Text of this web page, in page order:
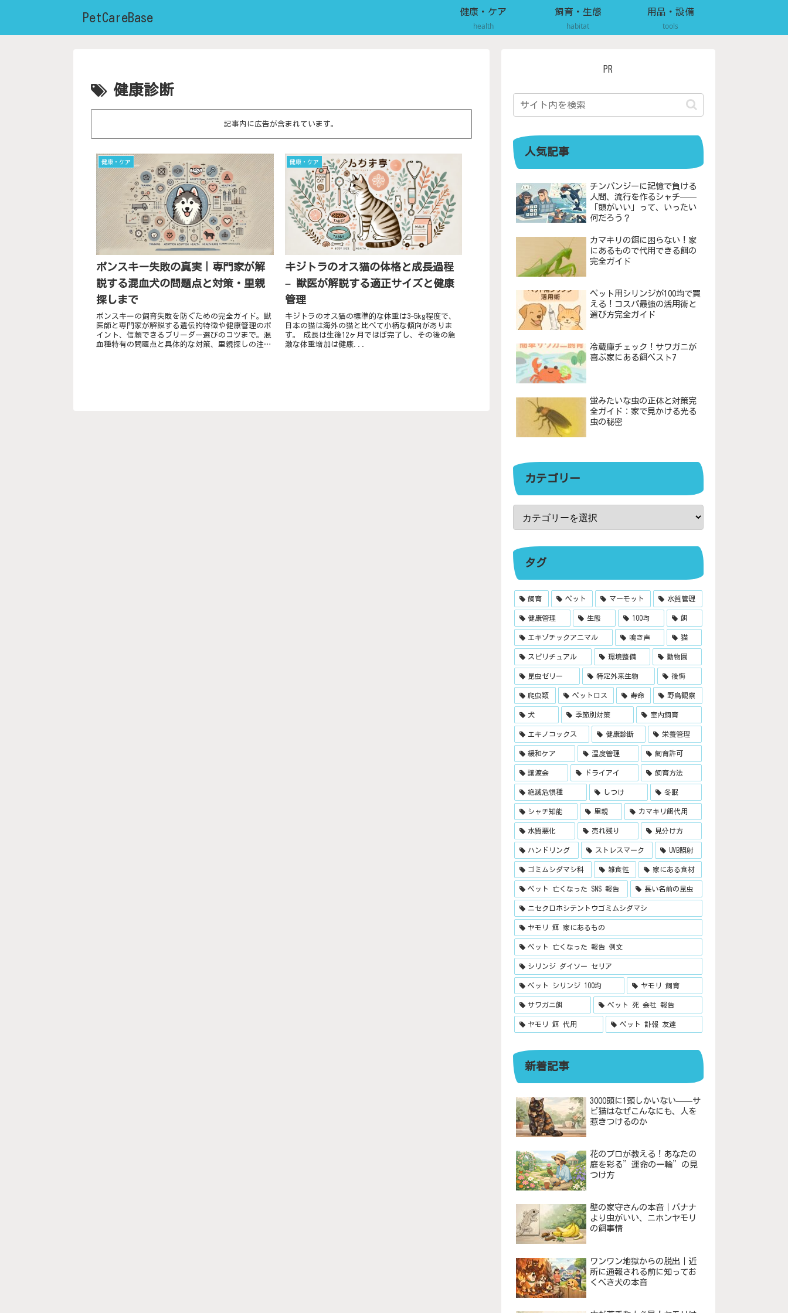
PetCareBase 健康・ケア
health
飼育・生態
habitat
用品・設備
tools
健康診断
記事内に広告が含まれています。
健康・ケア
ポンスキー失敗の真実｜専門家が解
説する混血犬の問題点と対策・里親
探しまで
ポンスキーの飼育失敗を防ぐための完全ガイド。獣
医師と専門家が解説する遺伝的特徴や健康管理のポ
イント、信頼できるブリーダー選びのコツまで。混
血種特有の問題点と具体的な対策、里親探しの注意
健康・ケア
キジトラのオス猫の体格と成長過程
– 獣医が解説する適正サイズと健康
管理
キジトラのオス猫の標準的な体重は3-5kg程度で、
日本の猫は海外の猫と比べて小柄な傾向がありま
す。 成長は生後12ヶ月でほぼ完了し、その後の急
激な体重増加は健康...
PR
人気記事
チンパンジーに記憶で負ける
人間、流行を作るシャチ——
「頭がいい」って、いったい
何だろう？
カマキリの餌に困らない！家
にあるもので代用できる餌の
完全ガイド
ペット用シリンジが100均で買
える！コスパ最強の活用術と
選び方完全ガイド
冷蔵庫チェック！サワガニが
喜ぶ家にある餌ベスト7
蛍みたいな虫の正体と対策完
全ガイド：家で見かける光る
虫の秘密
カテゴリー
タグ
飼育 ペット マーモット 水質管理
健康管理 生態 100均 餌
エキゾチックアニマル 鳴き声 猫
スピリチュアル 環境整備 動物園
昆虫ゼリー 特定外来生物 後悔
爬虫類 ペットロス 寿命 野鳥観察
犬 季節別対策 室内飼育
エキノコックス 健康診断 栄養管理
緩和ケア 温度管理 飼育許可
譲渡会 ドライアイ 飼育方法
絶滅危惧種 しつけ 冬眠
シャチ知能 里親 カマキリ餌代用
水質悪化 売れ残り 見分け方
ハンドリング ストレスマーク UVB照射
ゴミムシダマシ科 雑食性 家にある食材
ペット 亡くなった SNS 報告 長い名前の昆虫
ニセクロホシテントウゴミムシダマシ
ヤモリ 餌 家にあるもの
ペット 亡くなった 報告 例文
シリンジ ダイソー セリア
ペット シリンジ 100均 ヤモリ 飼育
サワガニ餌 ペット 死 会社 報告
ヤモリ 餌 代用 ペット 訃報 友達
新着記事
3000頭に1頭しかいない——サ
ビ猫はなぜこんなにも、人を
惹きつけるのか
花のプロが教える！あなたの
庭を彩る”運命の一輪”の見
つけ方
壁の家守さんの本音｜バナナ
より虫がいい、ニホンヤモリ
の餌事情
ワンワン地獄からの脱出｜近
所に通報される前に知ってお
くべき犬の本音